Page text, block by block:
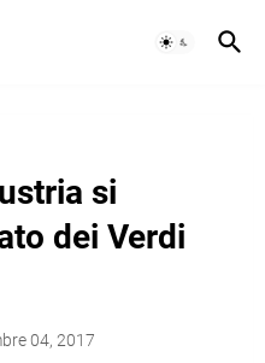
si
dei Verdi
04, 2017